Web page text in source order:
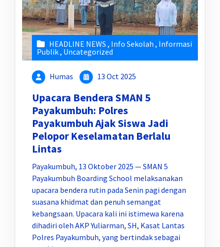
HEADLINE NEWS , Info Sekolah , Informasi
Publik, Uncategorized
Humas 13 Oct 2025
Upacara Bendera SMAN 5
Payakumbuh: Polres
Payakumbuh Ajak Siswa Jadi
Pelopor Keselamatan Berlalu
Lintas
Payakumbuh, 13 Oktober 2025 — SMAN 5
Payakumbuh Boarding School melaksanakan
upacara bendera rutin pada Senin pagi dengan
suasana khidmat dan penuh semangat
kebangsaan. Upacara kali ini istimewa karena
dihadiri oleh AKP Yuliarman, SH, Kasat Lantas
Polres Payakumbuh, yang bertindak sebagai